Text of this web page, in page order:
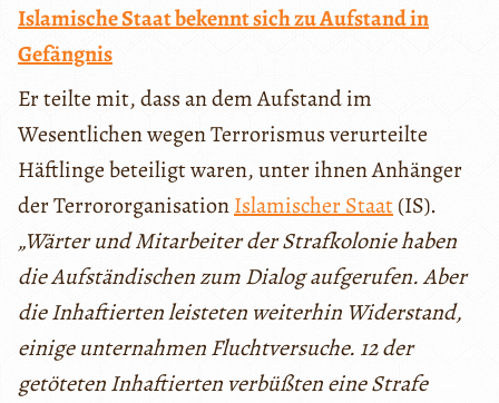
Islamische Staat bekennt sich zu Aufstand in
Gefängnis
Er teilte mit, dass an dem Aufstand im
Wesentlichen wegen Terrorismus verurteilte
Häftlinge beteiligt waren, unter ihnen Anhänger
der TerrororganisationIslamischer Staat(IS).
„Wärter und Mitarbeiter der Strafkolonie haben
die Aufständischen zum Dialog aufgerufen. Aber
die Inhaftierten leisteten weiterhin Widerstand,
einige unternahmen Fluchtversuche. 12 der
getöteten Inhaftierten verbüßten eine Strafe